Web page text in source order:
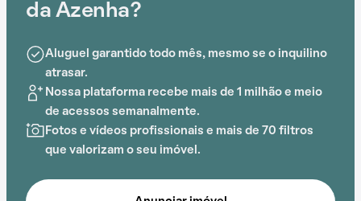
UFRGS - Campus Saúde, tornando a vida diária mais
da Azenha?
Aluguel garantido todo mês, mesmo se o inquilino
atrasar.
Nossa plataforma recebe mais de 1 milhão e meio
de acessos semanalmente.
Fotos e vídeos profissionais e mais de 70 filtros
que valorizam o seu imóvel.